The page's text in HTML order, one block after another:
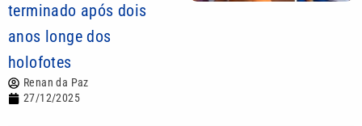
terminado após dois
anos longe dos
holofotes
Renan da Paz
27/12/2025